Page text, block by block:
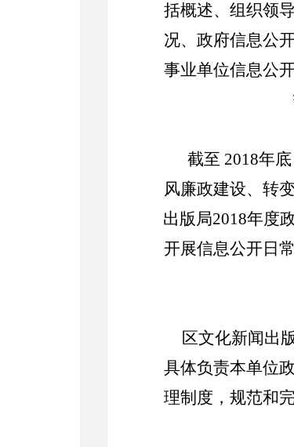
括概述、组织领
况、政府信息公
事业单位信息公
截至 2018年
风廉政建设、转
出版局2018年度
开展信息公开日
区文化新闻出
具体负责本单位
理制度，规范和